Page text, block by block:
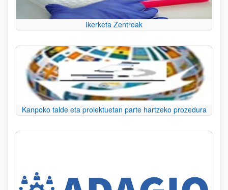
Ikerketa Zentroak
Kanpoko talde eta proiektuetan parte hartzeko prozedura